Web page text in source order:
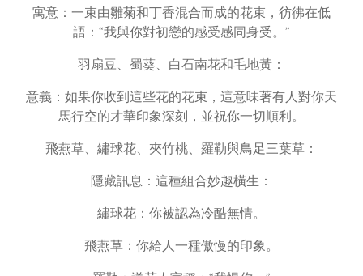
寓意：一束由雛菊和丁香混合而成的花束，彷彿在低
語：“我與你對初戀的感受感同身受。”
羽扇豆、蜀葵、白石南花和毛地黃：
意義：如果你收到這些花的花束，這意味著有人對你天
馬行空的才華印象深刻，並祝你一切順利。
飛燕草、繡球花、夾竹桃、羅勒與鳥足三葉草：
隱藏訊息：這種組合妙趣橫生：
繡球花：你被認為冷酷無情。
飛燕草：你給人一種傲慢的印象。